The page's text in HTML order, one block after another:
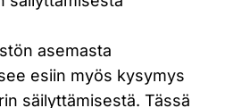
asemasta
esiin myös kysymys
säilyttämisestä. Tässä